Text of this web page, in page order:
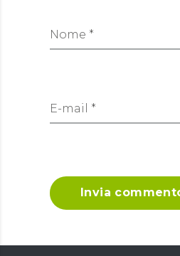
Nome *
E-mail *
Invia